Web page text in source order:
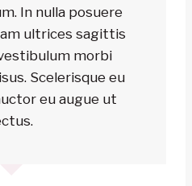
In nulla posuere
ultrices sagittis
morbi
Scelerisque eu
eu augue ut